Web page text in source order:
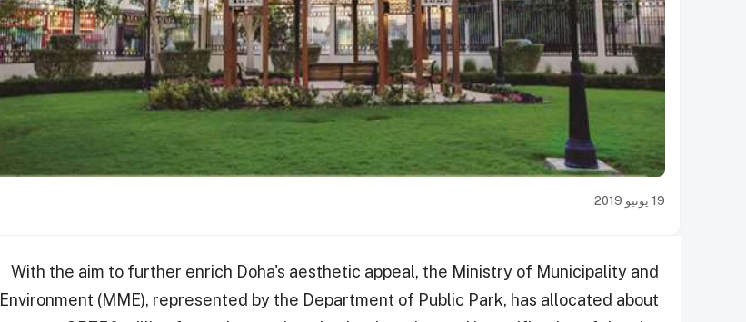
19 يونيو 2019
With the aim to further enrich Doha's aesthetic appeal, the Ministry of Municipality and
Environment (MME), represented by the Department of Public Park, has allocated about